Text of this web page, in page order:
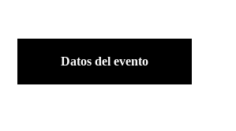
Datos del evento